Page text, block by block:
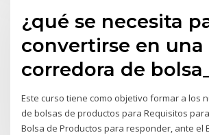
¿qué se necesita
convertirse en una
corredora de
Este curso tiene como objetivo formar a los
de bolsas de productos para Requisitos
Bolsa de Productos para responder, ante el